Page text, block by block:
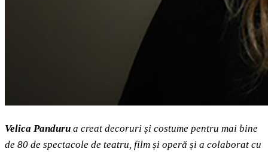
Velica Panduru a creat decoruri și costume pentru mai bine
de 80 de spectacole de teatru, film și operă și a colaborat cu